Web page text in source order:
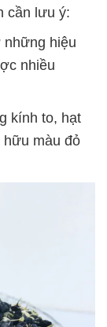
cần lưu ý:
hiệu
nhiều
kính to, hạt
hữu màu đỏ